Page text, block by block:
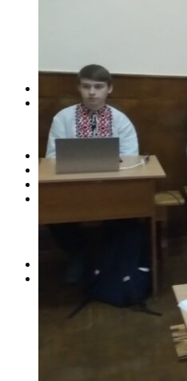
Центр дуальної освіти
Неформальна та
Вступникам
Міжнародне
Міжнародне
Міжнародне
Угоди та договори
Вісник
Контакти
Публічність
Кваліфікаційний центр
Форма заяви здобувача
Професійні стандарти
Майстри сервісних центрів
Про формальну,